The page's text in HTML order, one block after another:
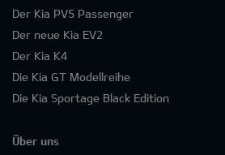
Der Kia PV5 Passenger
Der neue Kia EV2
Der Kia K4
Die Kia GT Modellreihe
Die Kia Sportage Black Edition
Über uns